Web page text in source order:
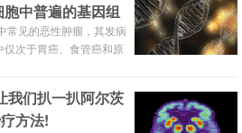
中普遍的基因组
常见的恶性肿瘤，其发病
次于胃癌、食管癌和原
异可作为预后不良的标
我们扒一扒阿尔茨
方法!